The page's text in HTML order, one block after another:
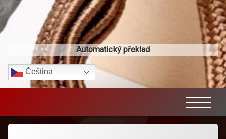
Automatický překlad
Čeština‎